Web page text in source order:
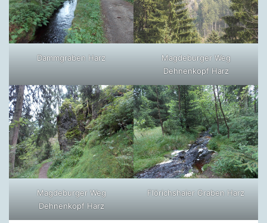
Dammgraben Harz
Magdeburger Weg
Dehnenkopf Harz
Magdeburger Weg
Dehnenkopf Harz
Flörichshaier Graben Harz